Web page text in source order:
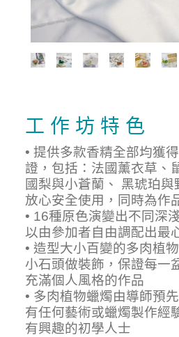
工 作 坊 特 色
• 提供多款香精全部均獲
證，包括：法國薰衣草、
國梨與小蒼蘭、 黑琥珀
放心安全使用，同時為作
• 16種原色演變出不同深
以由參加者自由調配出最
• 造型大小百變的多肉植
小石頭做裝飾，保證每一
充滿個人風格的作品
• 多肉植物蠟燭由導師預
有任何藝術或蠟燭製作經
有興趣的初學人士